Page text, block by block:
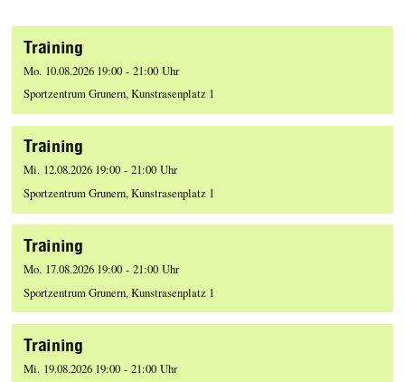
Training
Mo. 10.08.2026 19:00 - 21:00 Uhr
Sportzentrum Grunern, Kunstrasenplatz 1
Training
Mi. 12.08.2026 19:00 - 21:00 Uhr
Sportzentrum Grunern, Kunstrasenplatz 1
Training
Mo. 17.08.2026 19:00 - 21:00 Uhr
Sportzentrum Grunern, Kunstrasenplatz 1
Training
Mi. 19.08.2026 19:00 - 21:00 Uhr